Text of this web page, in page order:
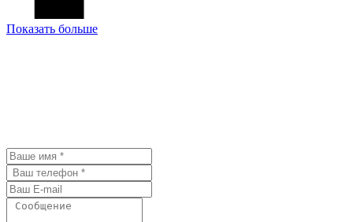
Показать больше